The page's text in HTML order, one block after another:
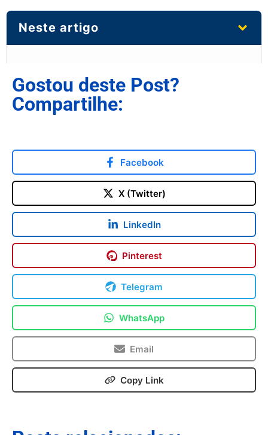
Neste artigo
Gostou deste Post?
Compartilhe:
Facebook
X (Twitter)
LinkedIn
Pinterest
Telegram
WhatsApp
Email
Copy Link